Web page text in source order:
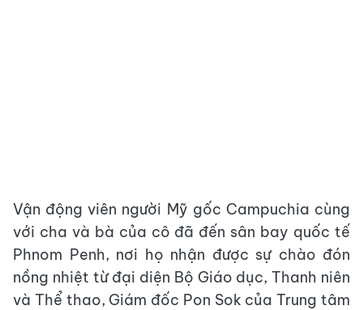
Vận động viên người Mỹ gốc Campuchia cùng
với cha và bà của cô đã đến sân bay quốc tế
Phnom Penh, nơi họ nhận được sự chào đón
nồng nhiệt từ đại diện Bộ Giáo dục, Thanh niên
và Thể thao, Giám đốc Pon Sok của Trung tâm